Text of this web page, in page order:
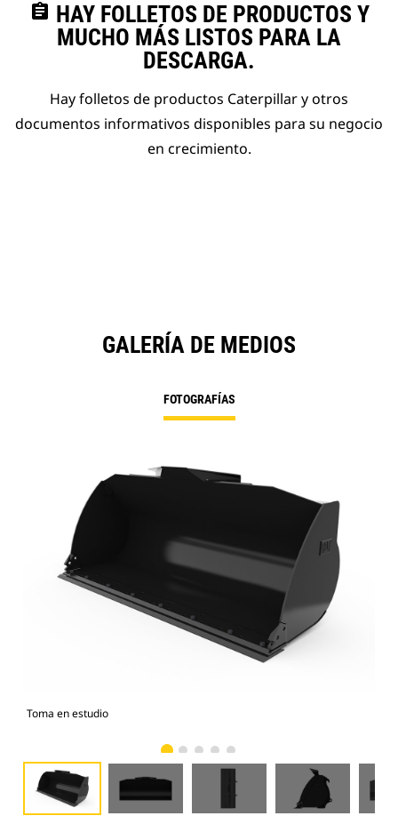
assignment HAY FOLLETOS DE PRODUCTOS Y
MUCHO MÁS LISTOS PARA LA
DESCARGA.
Hay folletos de productos Caterpillar y otros
documentos informativos disponibles para su negocio
en crecimiento.
GALERÍA DE MEDIOS
FOTOGRAFÍAS
Toma en estudio